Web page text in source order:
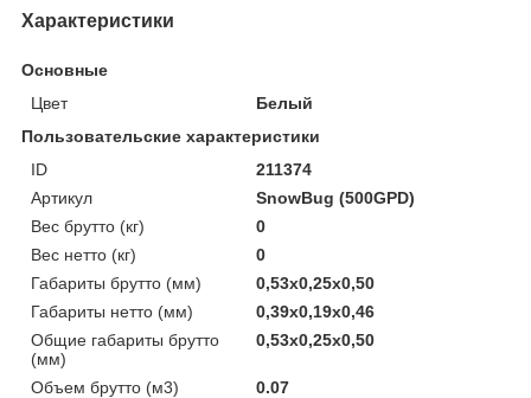
Характеристики
Основные
Цвет
Белый
Пользовательские характеристики
ID
211374
Артикул
SnowBug (500GPD)
Вес брутто (кг)
0
Вес нетто (кг)
0
Габариты брутто (мм)
0,53x0,25x0,50
Габариты нетто (мм)
0,39x0,19x0,46
Общие габариты брутто
(мм)
0,53x0,25x0,50
Объем брутто (м3)
0.07